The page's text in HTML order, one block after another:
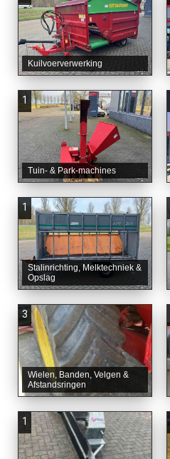
Kuilvoerverwerking
1
Tuin- & Park-machines
1
Stalinrichting, Melktechniek &
Opslag
3
Wielen, Banden, Velgen &
Afstandsringen
1